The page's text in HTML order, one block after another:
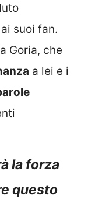
suoi fan.
Goria, che
a lei e i
la forza
questo